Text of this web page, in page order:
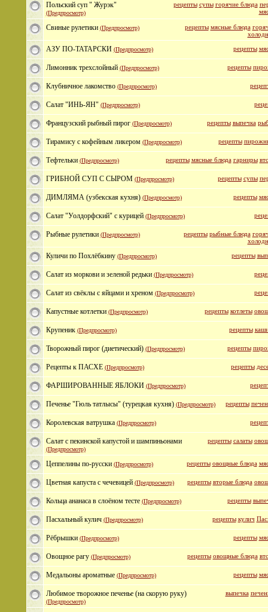
рецепты супы горячие блюда
Польский суп " Журэк"
(Предпросмотр)
рецепты мясные блюда
Свиные рулетики (Предпросмотр)
рецепты
АЗУ ПО-ТАТАРСКИ (Предпросмотр)
рецепты
Лимонник трехслойный (Предпросмотр)
Клубничное лакомство (Предпросмотр)
Салат "ИНЬ-ЯН" (Предпросмотр)
рецепты выпечка
Французский рыбный пирог (Предпросмотр)
рецепты
Тирамису с кофейным ликером (Предпросмотр)
рецепты мясные блюда гарниры
Тефтельки (Предпросмотр)
рецепты супы
ГРИБНОЙ СУП С СЫРОМ (Предпросмотр)
рецепты
ДИМЛЯМА (узбекская кухня) (Предпросмотр)
Салат "Уолдорфский" с курицей (Предпросмотр)
рецепты рыбные блюда
Рыбные рулетики (Предпросмотр)
рецепты
Куличи по Похлёбкину (Предпросмотр)
Салат из моркови и зеленой редьки (Предпросмотр)
Салат из свёклы с яйцами и хреном (Предпросмотр)
рецепты котлеты
Капустные котлетки (Предпросмотр)
рецепты
Крупеник (Предпросмотр)
рецепты
Творожный пирог (диетический) (Предпросмотр)
рецепты
Рецепты к ПАСХЕ (Предпросмотр)
ФАРШИРОВАННЫЕ ЯБЛОКИ (Предпросмотр)
рецепты
Печенье "Гюль татлысы" (турецкая кухня) (Предпросмотр)
Королевская ватрушка (Предпросмотр)
рецепты салаты
Салат с пекинской капустой и шампиньонами
(Предпросмотр)
рецепты овощные блюда
Цеппелины по-русски (Предпросмотр)
рецепты вторые блюда
Цветная капуста с чечевицей (Предпросмотр)
рецепты
Кольца ананаса в слоёном тесте (Предпросмотр)
рецепты кулич
Пасхальный кулич (Предпросмотр)
рецепты
Рёбрышки (Предпросмотр)
рецепты овощные блюда
Овощное рагу (Предпросмотр)
рецепты
Медальоны ароматные (Предпросмотр)
выпечка
Любимое творожное печенье (на скорую руку)
(Предпросмотр)